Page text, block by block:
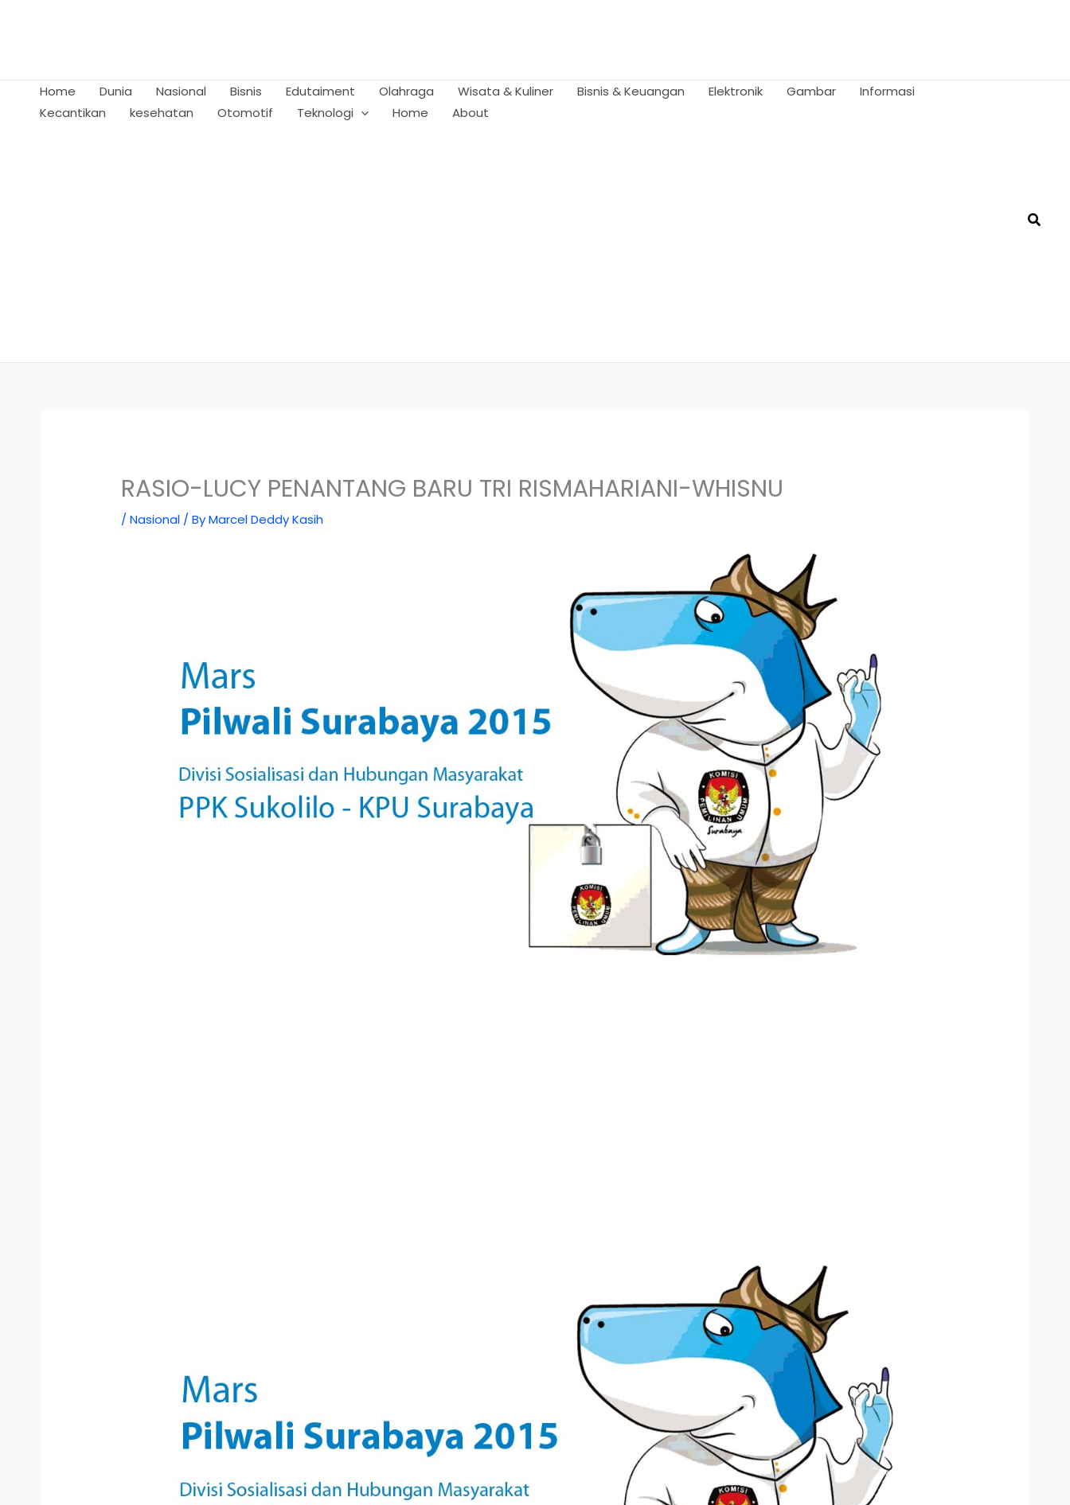
Home Dunia Nasional Bisnis Edutaiment Olahraga Wisata & Kuliner Bisnis & Keuangan Elektronik Gambar
Informasi
Kecantikan
kesehatan Otomotif Teknologi Home About
RASIO-LUCY PENANTANG BARU TRI RISMAHARIANI-WHISNU
/Nasional / ByMarcel Deddy Kasih